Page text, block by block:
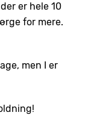
er hele 10
for mere.
men I er